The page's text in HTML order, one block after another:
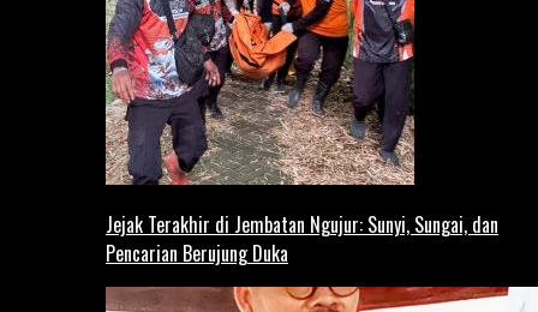
Jejak Terakhir di Jembatan Ngujur: Sunyi, Sungai, dan
Pencarian Berujung Duka